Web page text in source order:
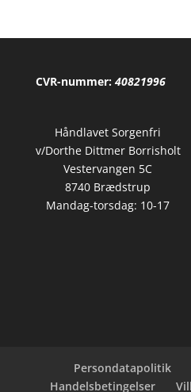
CVR-nummer: 40821996
Håndlavet Sorgenfri
v/Dorthe Dittmer Borrisholt
Vestervangen 5C
8740 Brædstrup
Mandag-torsdag: 10-17
Persondatapolitik
Handelsbetingelser